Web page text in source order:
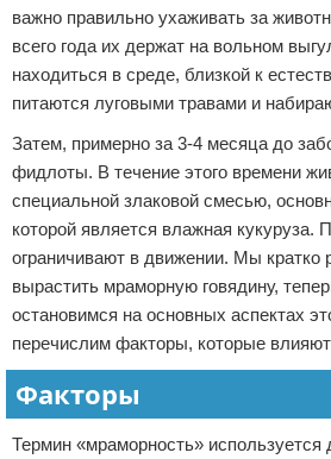
важно правильно ухаживать за
всего года их держат на вольном
находиться в среде, близкой к
питаются луговыми травами и
Затем, примерно за 3-4 месяца до
фидлоты. В течение этого времени
специальной злаковой смесью,
которой является влажная кукуруза.
ограничивают в движении. Мы кратко
вырастить мраморную говядину,
остановимся на основных аспектах
перечислим факторы, которые
Факторы
Термин «мраморность» используется